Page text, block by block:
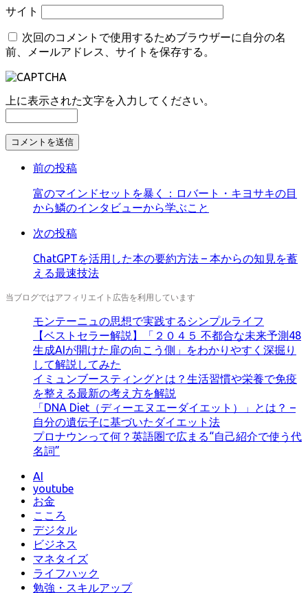
サイト
次回のコメントで使用するためブラウザーに自分の名
前、メールアドレス、サイトを保存する。
上に表示された文字を入力してください。
コ
メ
す
る
前の投稿
富のマインドセットを暴く：ロバート・キヨサキの目
から鱗のインタビューから学ぶこと
次の投稿
ChatGPTを活用した本の要約方法 – 本からの知見を蓄
える最速技法
当ブログではアフィリエイト広告を利用しています
モンテーニュの思想で実践するシンプルライフ
【ベストセラー解説】「２０４５ 不都合な未来予測48
生成AIが開けた扉の向こう側」をわかりやすく深掘り
して解説してみた
イミュンブースティングとは？生活習慣や栄養で免疫
を整える最新の考え方を解説
「DNA Diet（ディーエヌエーダイエット）」とは？ –
自分の遺伝子に基づいたダイエット法
プロナウンって何？英語圏で広まる“自己紹介で使う代
名詞”
AI
youtube
お金
こころ
デジタル
ビジネス
マネタイズ
ライフハック
勉強・スキルアップ